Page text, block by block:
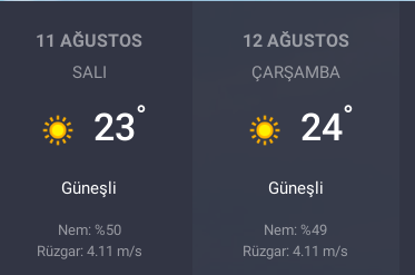
11 AĞUSTOS
SALI
23°
Güneşli
Nem: %50
Rüzgar: 4.11 m/s
12 AĞUSTOS
ÇARŞAMBA
24°
Güneşli
Nem: %49
Rüzgar: 4.11 m/s